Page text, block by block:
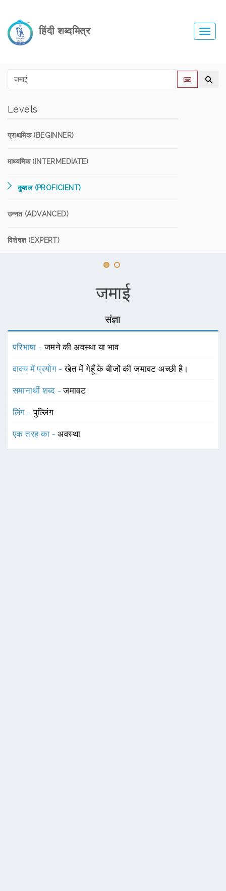
हिंदी शब्दमित्र
Levels
प्राथमिक (BEGINNER)
माध्यमिक (INTERMEDIATE)
कुशल (PROFICIENT)
उन्नत (ADVANCED)
विशेषज्ञ (EXPERT)
जमाई
संज्ञा
परिभाषा -जमने की अवस्था या भाव
वाक्य में प्रयोग -खेत में गेहूँ के बीजों की जमावट अच्छी है।
समानार्थी शब्द -जमावट
लिंग -पुल्लिंग
एक तरह का -अवस्था